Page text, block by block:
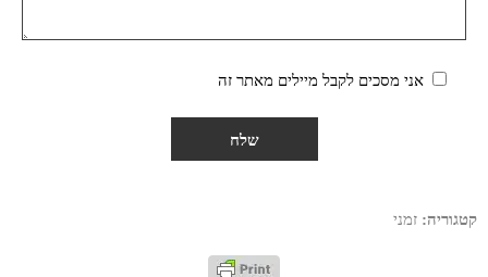
אני מסכים לקבל מיילים מאתר זה
קטגוריה: זמני